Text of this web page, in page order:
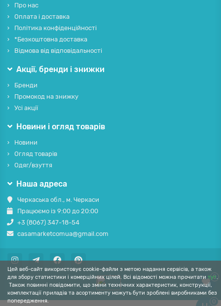
Цей веб-сайт використовує cookie-файли з метою надання сервісів, а також
для збору статистики і комерційних цілей. Всі відомості можна прочитатитут.
Також повинні повідомити, що зміни технічних характеристик, конструкції,
комплектації приладів та асортименту можуть бути зроблені виробниками без
попередження.
Про нас
Оплата і доставка
Політика конфіденційності
*Безкоштовна доставка
Відмова від відповідальності
Акції, бренди і знижки
Бренди
Промокод на знижку
Усі акції
Новини і огляд товарів
Новини
Огляд товарів
Одяг/взуття
Наша адреса
Черкаська обл., м. Черкаси
Працюємо із 9:00 до 20:00
+3 (8067) 347-18-54
casamarketcomua@gmail.com
0
0